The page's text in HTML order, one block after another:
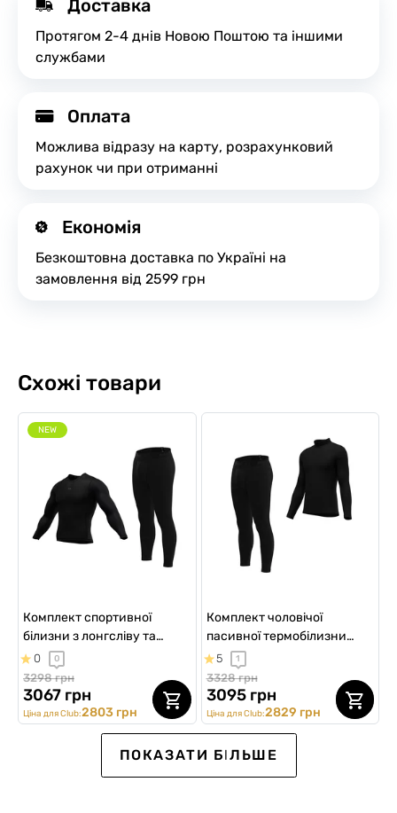
Доставка
Протягом 2-4 днів Новою Поштою та іншими
службами
Оплата
Можлива відразу на карту, розрахунковий
рахунок чи при отриманні
Економія
Безкоштовна доставка по Україні на
замовлення від 2599 грн
Схожі товари
NEW
Комплект спортивної
білизни з лонгсліву та
штанів, Thermal AirFlex
0 0
3298 грн
3067 грн
Ціна для Club:2803 грн
Комплект чоловічої
пасивної термобілизни
гольф + штани "Passive
New"
5 1
3328 грн
3095 грн
Ціна для Club:2829 грн
Sport
ПОКАЗАТИ БІЛЬШЕ